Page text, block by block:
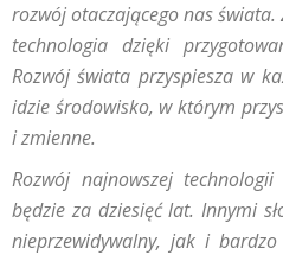
rozwój otaczającego nas
technologia dzięki
Rozwój świata przyspiesza w
idzie środowisko, w którym
i zmienne.
Rozwój najnowszej
będzie za dziesięć lat. Innymi
nieprzewidywalny, jak i